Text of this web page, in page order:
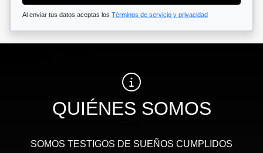
Al enviar tus datos aceptas los Términos de servicio y privacidad
QUIÉNES SOMOS
SOMOS TESTIGOS DE SUEÑOS CUMPLIDOS